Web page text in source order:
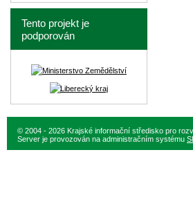
Tento projekt je
podporován
© 2004 - 2026 Krajské informační středisko pro
Server je provozován na administračním systému